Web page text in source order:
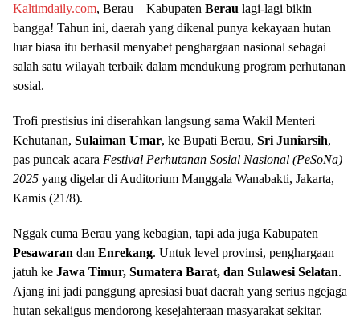
Kaltimdaily.com, Berau – Kabupaten Berau lagi-lagi bikin
bangga! Tahun ini, daerah yang dikenal punya kekayaan hutan
luar biasa itu berhasil menyabet penghargaan nasional sebagai
salah satu wilayah terbaik dalam mendukung program perhutanan
sosial.
Trofi prestisius ini diserahkan langsung sama Wakil Menteri
Kehutanan, Sulaiman Umar, ke Bupati Berau, Sri Juniarsih,
pas puncak acara Festival Perhutanan Sosial Nasional (PeSoNa)
2025 yang digelar di Auditorium Manggala Wanabakti, Jakarta,
Kamis (21/8).
Nggak cuma Berau yang kebagian, tapi ada juga Kabupaten
Pesawaran dan Enrekang. Untuk level provinsi, penghargaan
jatuh ke Jawa Timur, Sumatera Barat, dan Sulawesi Selatan.
Ajang ini jadi panggung apresiasi buat daerah yang serius ngejaga
hutan sekaligus mendorong kesejahteraan masyarakat sekitar.